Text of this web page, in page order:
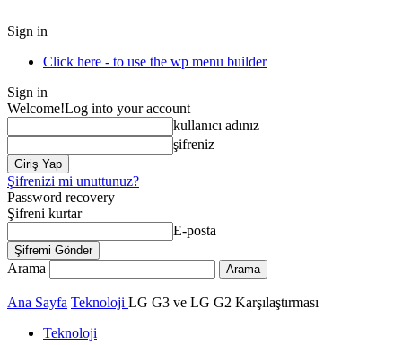
Sign in
Click here - to use the wp menu builder
Sign in
Welcome!Log into your account
kullanıcı adınız
şifreniz
Şifrenizi mi unuttunuz?
Password recovery
Şifreni kurtar
E-posta
Arama
Ana Sayfa Teknoloji LG G3 ve LG G2 Karşılaştırması
Teknoloji